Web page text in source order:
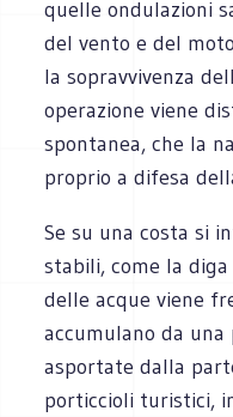
quelle ondulazioni
del vento e del
la sopravvivenza
operazione viene
spontanea, che la
proprio a difesa
Se su una costa si
stabili, come la
delle acque viene
accumulano da
asportate dalla
porticcioli turistici,